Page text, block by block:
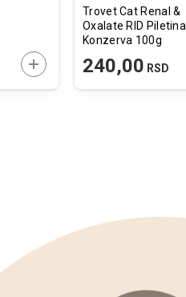
DODAJTE U KORPU
Trovet Cat Renal &
Oxalate RID Piletina
Konzerva 100g
240,00 RSD